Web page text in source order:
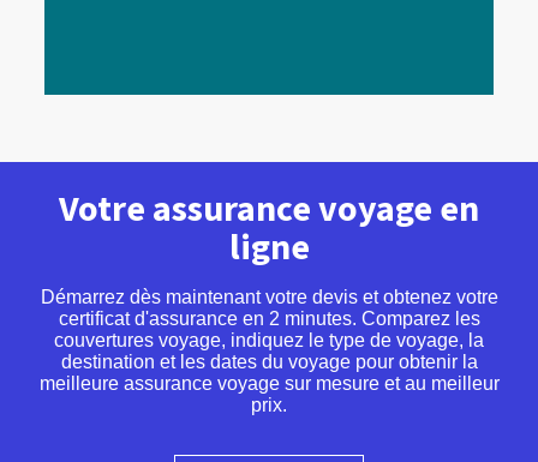
Votre assurance voyage en
ligne
Démarrez dès maintenant votre devis et obtenez votre
certificat d'assurance en 2 minutes. Comparez les
couvertures voyage, indiquez le type de voyage, la
destination et les dates du voyage pour obtenir la
meilleure assurance voyage sur mesure et au meilleur
prix.